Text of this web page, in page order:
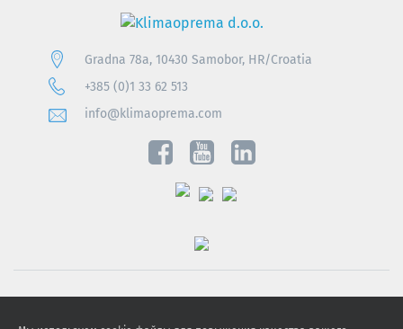
Gradna 78a, 10430 Samobor, HR/Croatia
+385 (0)1 33 62 513
info@klimaoprema.com